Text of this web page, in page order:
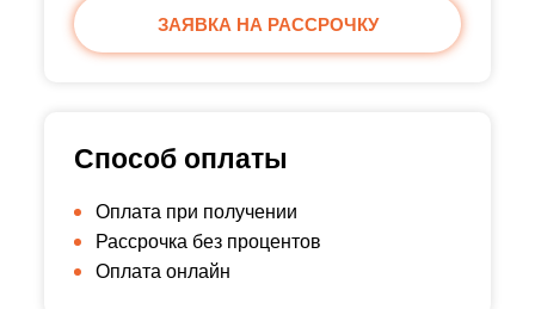
ЗАЯВКА НА РАССРОЧКУ
Способ оплаты
Оплата при получении
Рассрочка без процентов
Оплата онлайн